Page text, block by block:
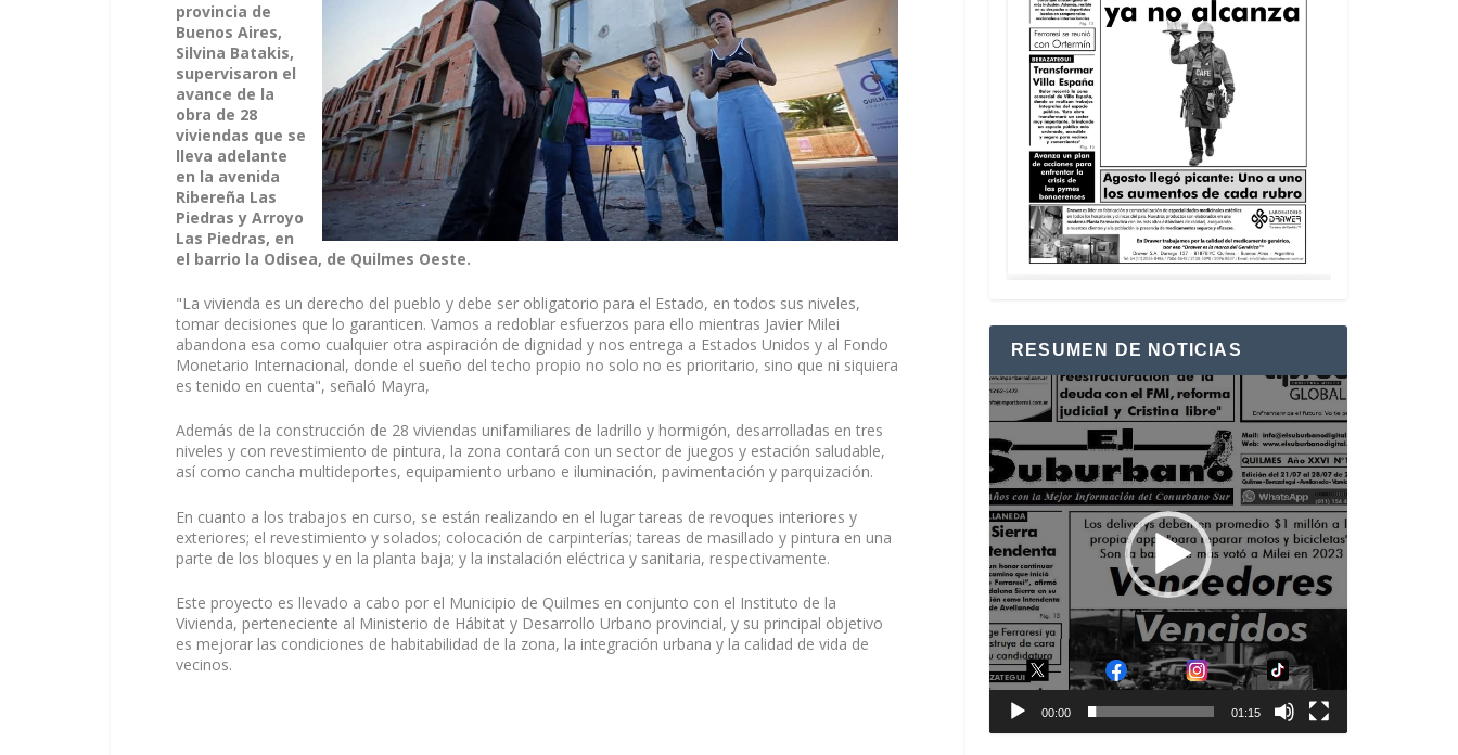
provincia de
Buenos Aires,
Silvina Batakis,
supervisaron el
avance de la
obra de 28
viviendas que se
lleva adelante
en la avenida
Ribereña Las
Piedras y Arroyo
Las Piedras, en
el barrio la Odisea, de Quilmes Oeste.
"La vivienda es un derecho del pueblo y debe ser obligatorio para el Estado, en todos sus niveles,
tomar decisiones que lo garanticen. Vamos a redoblar esfuerzos para ello mientras Javier Milei
abandona esa como cualquier otra aspiración de dignidad y nos entrega a Estados Unidos y al Fondo
Monetario Internacional, donde el sueño del techo propio no solo no es prioritario, sino que ni siquiera
es tenido en cuenta", señaló Mayra,
Además de la construcción de 28 viviendas unifamiliares de ladrillo y hormigón, desarrolladas en tres
niveles y con revestimiento de pintura, la zona contará con un sector de juegos y estación saludable,
así como cancha multideportes, equipamiento urbano e iluminación, pavimentación y parquización.
En cuanto a los trabajos en curso, se están realizando en el lugar tareas de revoques interiores y
exteriores; el revestimiento y solados; colocación de carpinterías; tareas de masillado y pintura en una
parte de los bloques y en la planta baja; y la instalación eléctrica y sanitaria, respectivamente.
Este proyecto es llevado a cabo por el Municipio de Quilmes en conjunto con el Instituto de la
Vivienda, perteneciente al Ministerio de Hábitat y Desarrollo Urbano provincial, y su principal objetivo
es mejorar las condiciones de habitabilidad de la zona, la integración urbana y la calidad de vida de
vecinos.
RESUMEN DE NOTICIAS
Reproductor
de
vídeo
00:00 01:15